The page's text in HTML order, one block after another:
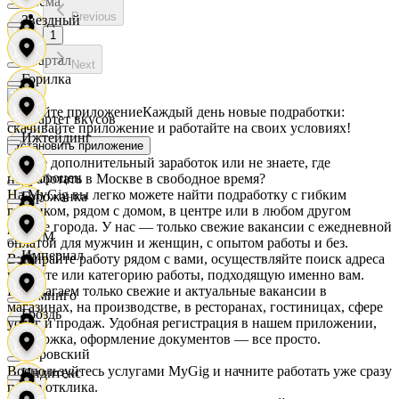
Квартал
Квартет вкусов
Доброцен
ДОМ
Доминго
Кировский
Звездный
Горилка
Ижтейдинг
Горожанка
Империал
Гроздь
Индитекс
Previous
1
Next
Скачайте приложениеКаждый день новые подработки:
скачивайте приложение и работайте на своих условиях!
Установить приложение
Ищете дополнительный заработок или не знаете, где
подработать в Москве в свободное время?
На MyGig вы легко можете найти подработку с гибким
графиком, рядом с домом, в центре или в любом другом
районе города. У нас — только свежие вакансии с ежедневной
оплатой для мужчин и женщин, с опытом работы и без.
Выбирайте работу рядом с вами, осуществляйте поиск адреса
на карте или категорию работы, подходящую именно вам.
Предлагаем только свежие и актуальные вакансии в
магазинах, на производстве, в ресторанах, гостиницах, сфере
услуг и продаж. Удобная регистрация в нашем приложении,
поддержка, оформление документов — все просто.
Воспользуйтесь услугами MyGig и начните работать уже сразу
после отклика.